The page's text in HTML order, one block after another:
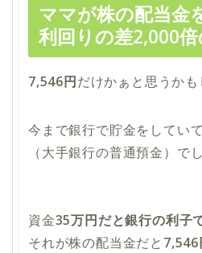
ママが株の配当金
利回りの差2,000
7,546円だけかぁと思うかも
今まで銀行で貯金をしてい
（大手銀行の普通預金）で
資金35万円だと銀行の利子
それが株の配当金だと 7,546